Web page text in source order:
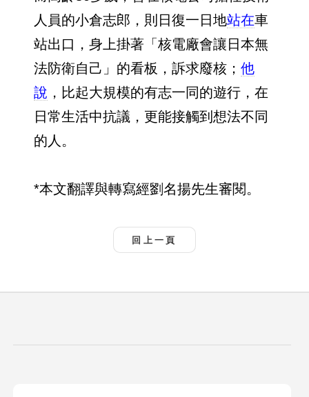
人員的小倉志郎，則日復一日地站在車
站出口，身上掛著「核電廠會讓日本無
法防衛自己」的看板，訴求廢核； 他
說 ，比起大規模的有志一同的遊行，在
日常生活中抗議，更能接觸到想法不同
的人。
*本文翻譯與轉寫經劉名揚先生審閱。